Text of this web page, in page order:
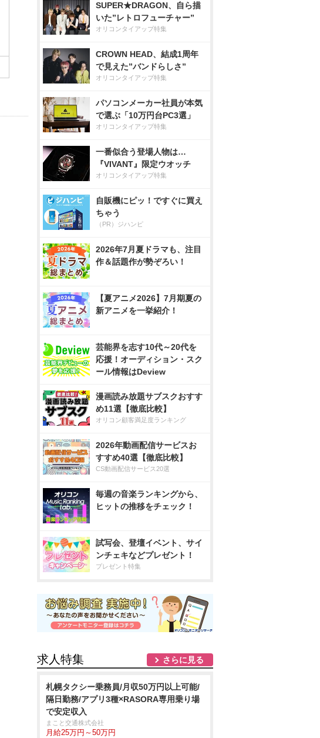
SUPER★DRAGON、自ら描
いた”レトロフューチャー”
オリコンタイアップ特集
CROWN HEAD、結成1周年
で見えた”バンドらしさ”
オリコンタイアップ特集
パソコンメーカー社員が本気
で選ぶ「10万円台PC3選」
オリコンタイアップ特集
一番似合う登場人物は…
『VIVANT』限定ウオッチ
オリコンタイアップ特集
自販機にピッ！ですぐに買え
ちゃう
（PR）ジハンピ
2026年7月夏ドラマも、注目
作＆話題作が勢ぞろい！
【夏アニメ2026】7月期夏の
新アニメを一挙紹介！
芸能界を志す10代～20代を
応援！オーディション・スク
ール情報はDeview
漫画読み放題サブスクおすす
め11選【徹底比較】
オリコン顧客満足度ランキング
2026年動画配信サービスお
すすめ40選【徹底比較】
CS動画配信サービス20選
毎週の音楽ランキングから、
ヒットの推移をチェック！
試写会、登壇イベント、サイ
ンチェキなどプレゼント！
プレゼント特集
求人特集 さらに見る
札幌タクシー乗務員/月収50万円以上可能/
隔日勤務/アプリ3種×RASORA専用乗り場
で安定収入
まこと交通株式会社
月給25万円～50万円